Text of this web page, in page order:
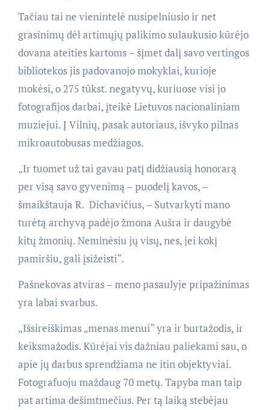
Tačiau tai ne vienintelė nusipelniusio ir net
grasinimų dėl artimųjų palikimo sulaukusio kūrėjo
dovana ateities kartoms – šįmet dalį savo vertingos
bibliotekos jis padovanojo mokyklai, kurioje
mokėsi, o 275 tūkst. negatyvų, kuriuose visi jo
fotografijos darbai, įteikė Lietuvos nacionaliniam
muziejui. Į Vilnių, pasak autoriaus, išvyko pilnas
mikroautobusas medžiagos.
„Ir tuomet už tai gavau patį didžiausią honorarą
per visą savo gyvenimą – puodelį kavos, –
šmaikštauja R. Dichavičius, – Sutvarkyti mano
turėtą archyvą padėjo žmona Aušra ir daugybė
kitų žmonių. Neminėsiu jų visų, nes, jei kokį
pamiršiu, gali įsižeisti“.
Pašnekovas atviras – meno pasaulyje pripažinimas
yra labai svarbus.
„Išsireiškimas „menas menui“ yra ir burtažodis, ir
keiksmažodis. Kūrėjai vis dažniau paliekami sau, o
apie jų darbus sprendžiama ne itin objektyviai.
Fotografuoju maždaug 70 metų. Tapyba man taip
pat artima dešimtmečius. Per tą laiką stebėjau